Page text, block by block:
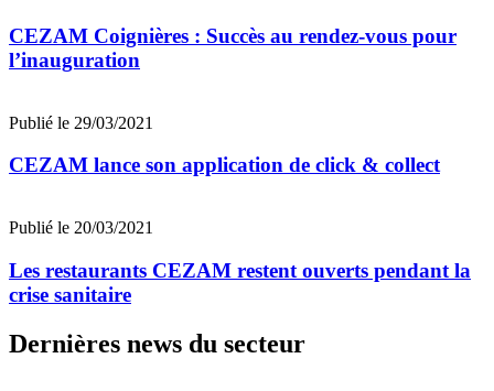
CEZAM Coignières : Succès au rendez-vous pour
l’inauguration
Publié le 29/03/2021
CEZAM lance son application de click & collect
Publié le 20/03/2021
Les restaurants CEZAM restent ouverts pendant la
crise sanitaire
Dernières news du secteur